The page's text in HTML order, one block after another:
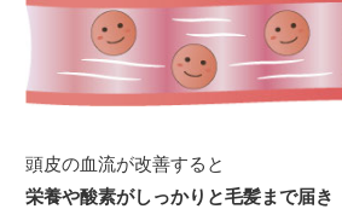
頭皮の血流が改善すると
栄養や酸素がしっかりと毛髪まで届き